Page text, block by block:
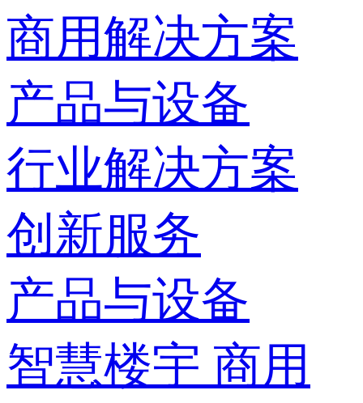
商用解决方案
产品与设备
行业解决方案
创新服务
产品与设备
智慧楼宇 商用